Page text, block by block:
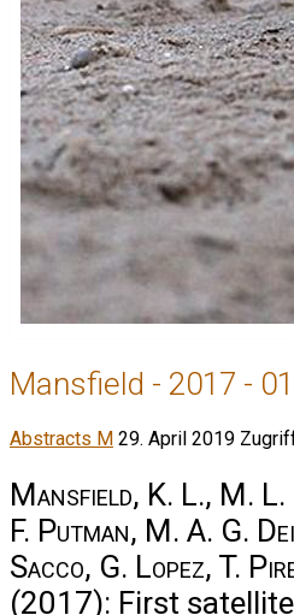
Mansfield - 2017 - 01
Abstracts M 29. April 2019
Mansfield, K. L., M.
F. Putman, M. A. G.
Sacco, G. Lopez, T.
(2017): First